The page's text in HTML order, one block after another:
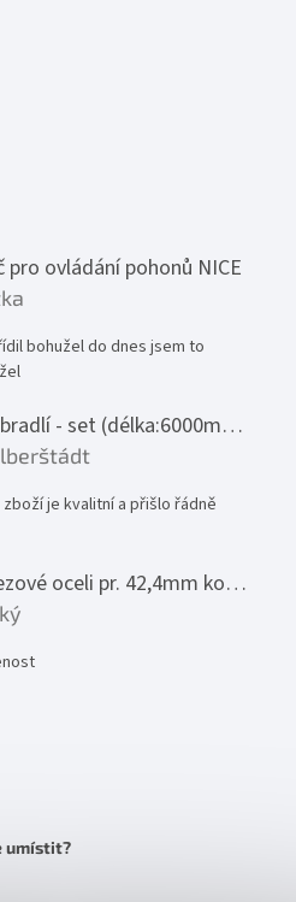
pro ovládání pohonů NICE
je 1 z 5 hvězdiček.
bohužel do dnes jsem to
Nerezové zábradlí - set (délka:6000mm x výška:1000mm)
je 5 z 5 hvězdiček.
je kvalitní a přišlo řádně
Madlo z nerezové oceli pr. 42,4mm komplet - model 0116 - 3000mm
je 5 z 5 hvězdiček.
umístit?